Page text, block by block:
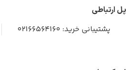
پل ارتباطی
پشتیبانی خرید: 02166564160